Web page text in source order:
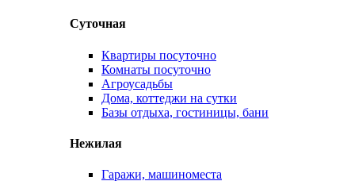
Суточная
Квартиры посуточно
Комнаты посуточно
Агроусадьбы
Дома, коттеджи на сутки
Базы отдыха, гостиницы, бани
Нежилая
Гаражи, машиноместа